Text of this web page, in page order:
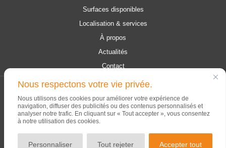
Nous respectons votre vie privée.
Nous utilisons des cookies pour améliorer votre expérience de
navigation, diffuser des publicités ou des contenus personnalisés et
analyser notre trafic. En cliquant sur « Tout accepter », vous consentez
à notre utilisation des cookies.
Personnaliser Tout rejeter Accepter tout
Surfaces disponibles
Localisation & services
À propos
Actualités
Contact
© 2026 Campus Contern. Tous les droits sont réservés.